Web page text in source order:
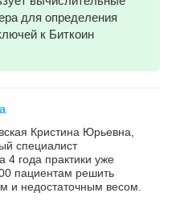
для определения
к Биткоин
Кристина Юрьевна,
специалист
4 года практики уже
пациентам решить
и недостаточным весом.